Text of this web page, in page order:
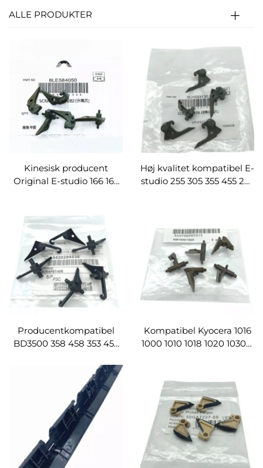
ALLE PRODUKTER
Kinesisk producent
Original E-studio 166 163
separatortand
adskillelsesklo
Høj kvalitet kompatibel E-
studio 255 305 355 455 256
separationskløe
Producentkompatibel
BD3500 358 458 353 453
reservedele fuserpicker
separatortang
separationskløe
Kompatibel Kyocera 1016
1000 1010 1018 1020 1030D
fingerkombi
adskillelseskløe